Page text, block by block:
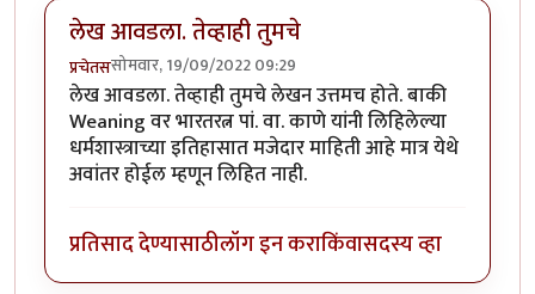
लेख आवडला. तेव्हाही तुमचे
प्रचेतससोमवार, 19/09/2022 09:29
लेख आवडला. तेव्हाही तुमचे लेखन उत्तमच होते. बाकी
Weaning वर भारतरत्न पां. वा. काणे यांनी लिहिलेल्या
धर्मशास्त्राच्या इतिहासात मजेदार माहिती आहे मात्र येथे
अवांतर होईल म्हणून लिहित नाही.
प्रतिसाद देण्यासाठीलॉग इन कराकिंवासदस्य व्हा